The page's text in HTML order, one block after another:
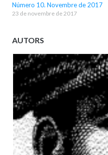
Número 10. Novembre de 2017
23 de novembre de 2017
AUTORS